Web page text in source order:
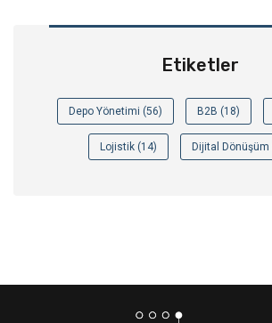
Etiketler
Depo Yönetimi (56) B2B (18)
Lojistik (14) Dijital Dönüşüm